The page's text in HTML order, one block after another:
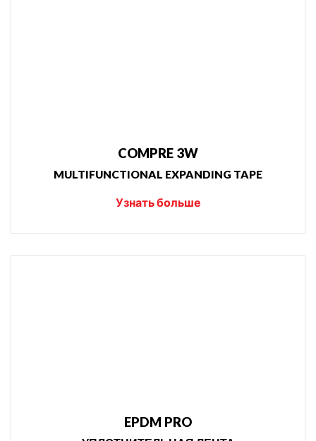
COMPRE 3W
MULTIFUNCTIONAL EXPANDING TAPE
Узнать больше
EPDM PRO